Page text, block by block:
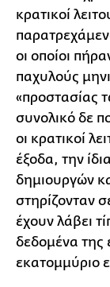
κρατικοί
οι οποίοι
παχυλούς
«προστασίας
συνολικό δε
οι κρατικοί
έξοδα, την
δημιουργών
στηρίζονταν
έχουν λάβει
δεδομένα της
εκατομμύριο